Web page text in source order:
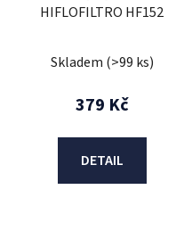
HIFLOFILTRO HF152
Skladem (>99 ks)
379 Kč
DETAIL